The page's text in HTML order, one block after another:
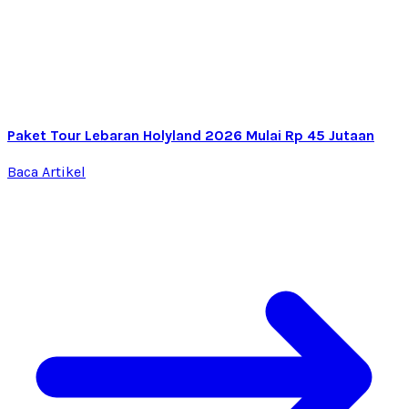
Paket Tour Lebaran Holyland 2026 Mulai Rp 45 Jutaan
Baca Artikel